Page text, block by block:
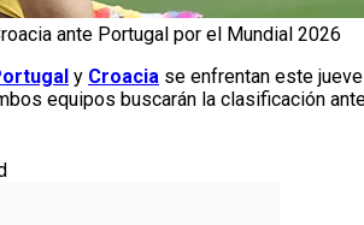
ante Portugal por el Mundial 2026
y Croacia se enfrentan este
equipos buscarán la clasificación